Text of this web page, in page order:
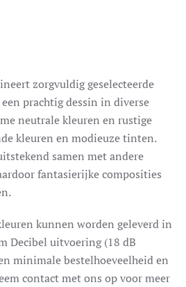
zorgvuldig geselecteerde
prachtig dessin in diverse
neutrale kleuren en rustige
kleuren en modieuze tinten.
samen met andere
fantasierijke composities
kunnen worden geleverd in
Decibel uitvoering (18 dB
minimale bestelhoeveelheid en
contact met ons op voor meer